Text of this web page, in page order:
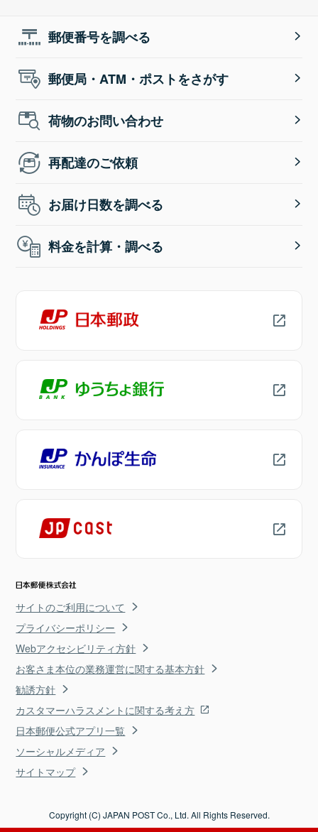
郵便番号を調べる
郵便局・ATM・ポストをさがす
荷物のお問い合わせ
再配達のご依頼
お届け日数を調べる
料金を計算・調べる
サイトのご利用について
プライバシーポリシー
Webアクセシビリティ方針
お客さま本位の業務運営に関する基本方針
勧誘方針
カスタマーハラスメントに関する考え方
日本郵便公式アプリ一覧
ソーシャルメディア
サイトマップ
Copyright (C) JAPAN POST Co., Ltd. All Rights Reserved.